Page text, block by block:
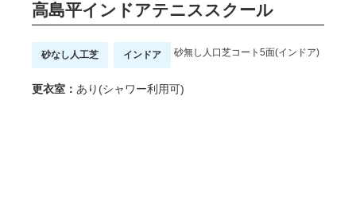
高島平インドアテニススクール
砂なし人工芝 インドア 砂無し人口芝コート5面(インドア)
更衣室： あり(シャワー利用可)